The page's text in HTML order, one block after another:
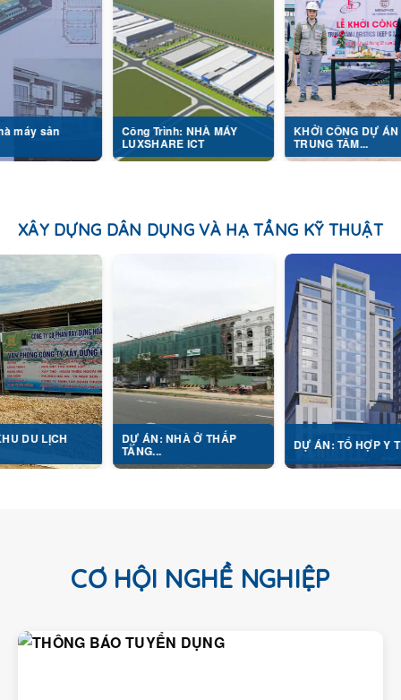
Công Trình: NHÀ MÁY
LUXSHARE ICT
KHỞI CÔNG DỰ ÁN
TRUNG TÂM...
XÂY DỰNG DÂN DỤNG VÀ HẠ TẦNG KỸ THUẬT
DỰ ÁN: NHÀ Ở THẤP DỰ ÁN: TỔ HỢP Y TẾ...
CƠ HỘI NGHỀ NGHIỆP